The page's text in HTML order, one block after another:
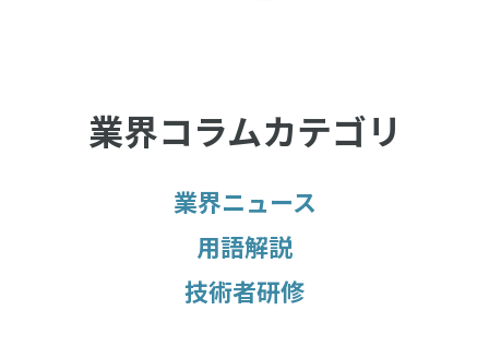
業界コラムカテゴリ
業界ニュース
用語解説
技術者研修